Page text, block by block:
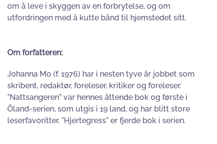
om å leve i skyggen av en forbrytelse, og om
utfordringen med å kutte bånd til hjemstedet sitt.
Om forfatteren:
Johanna Mo (f. 1976) har i nesten tyve år jobbet som
skribent, redaktør, foreleser, kritiker og foreleser.
"Nattsangeren" var hennes åttende bok og første i
Öland-serien, som utgis i 19 land, og har blitt store
leserfavoritter. "Hjertegress" er fjerde bok i serien.